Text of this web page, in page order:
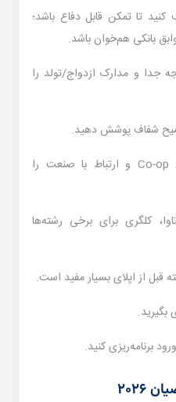
کنید تا تمکن قابل دفاع باشد؛
بانکی هم‌خوان باشد.
جدا و مدارک ازدواج/تولد را
شفاف پوشش دهید.
رتبه دانشگاه تنها معیار نیست؛ Co-op و ارتباط با صنعت را
کلگری برای برخی رشته‌ها
قبل از اپلای بسیار مفید است.
بگیرید.
برنامه‌ریزی کنید.